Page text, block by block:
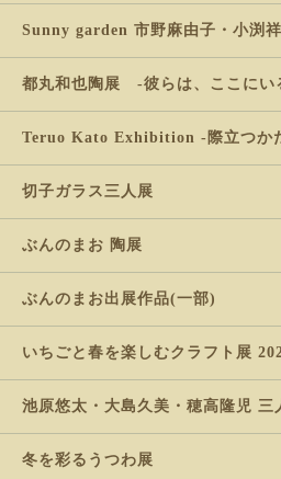
Sunny garden 市野麻由子・小渕
都丸和也陶展 -彼らは、ここにい
Teruo Kato Exhibition -際立つか
切子ガラス三人展
ぶんのまお 陶展
ぶんのまお出展作品(一部)
いちごと春を楽しむクラフト展
池原悠太・大島久美・穂高隆児 三
冬を彩るうつわ展